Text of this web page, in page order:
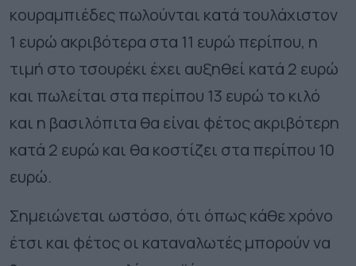
κουραμπιέδες πωλούνται κατά τουλάχιστον
1 ευρώ ακριβότερα στα 11 ευρώ περίπου, η
τιμή στο τσουρέκι έχει αυξηθεί κατά 2 ευρώ
και πωλείται στα περίπου 13 ευρώ το κιλό
και η βασιλόπιτα θα είναι φέτος ακριβότερη
κατά 2 ευρώ και θα κοστίζει στα περίπου 10
ευρώ.
Σημειώνεται ωστόσο, ότι όπως κάθε χρόνο
έτσι και φέτος οι καταναλωτές μπορούν να